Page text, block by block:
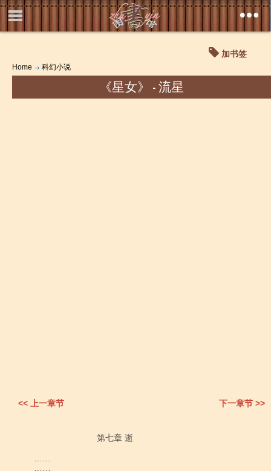
加书签
Home 科幻小说
《星女》 - 流星
<< 上一章节 下一章节 >>